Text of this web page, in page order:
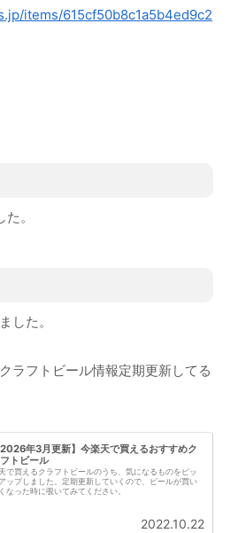
items/615cf50b8c1a5b4ed9c2
。
した。
ラフトビール情報定期更新してる
2026年3月更新】今楽天で買えるおすすめク
トビール
で買えるクラフトビールのうち、気になるものをピッ
ップしました。定期更新していくので、ビールが買い
なった時に覗いてみてください。
2022.10.22